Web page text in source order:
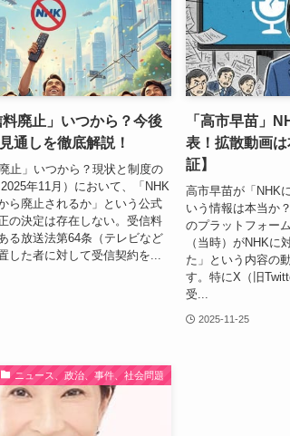
料廃止」いつから？今後
通しを徹底解説！
止」いつから？現状と制度の
年11月）において、「NHK
ら廃止されるか」という公式
の決定は存在しない。受信料
る放送法第64条（テレビなど
した者に対して受信契約を...
「高市早苗」
表！拡散動画
証】
高市早苗が「NHK
いう情報は本当か
のプラットフォー
（当時）がNHKに
た」という内容の
す。特にX（旧
受...
2025-11-25
ニュース、政治、事件、社会問題